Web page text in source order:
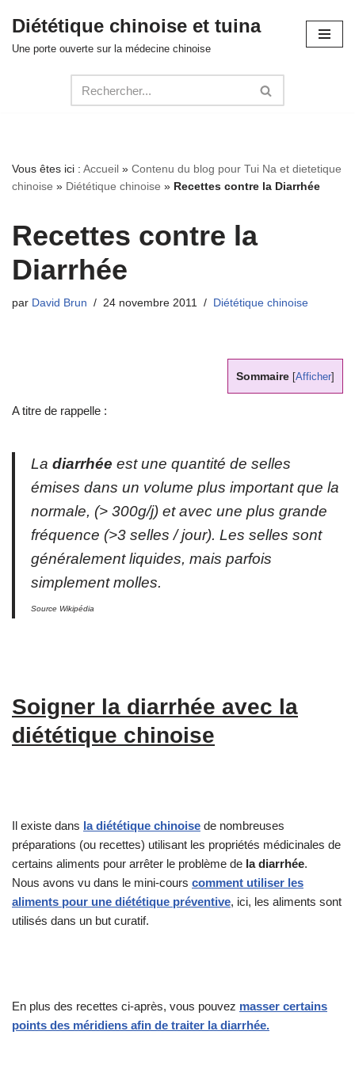
Aller
Diététique chinoise et tuina
Une porte ouverte sur la médecine chinoise
Vous êtes ici : Accueil » Contenu du blog pour Tui Na et dietetique
chinoise » Diététique chinoise » Recettes contre la Diarrhée
Recettes contre la
Diarrhée
par David Brun 24 novembre 2011 Diététique chinoise
Sommaire [Afficher]
A titre de rappelle :
La diarrhée est une quantité de selles
émises dans un volume plus important que la
normale, (> 300g/j) et avec une plus grande
fréquence (>3 selles / jour). Les selles sont
généralement liquides, mais parfois
simplement molles.
Source Wikipédia
Soigner la diarrhée avec la
diététique chinoise
Il existe dans la diététique chinoise de nombreuses
préparations (ou recettes) utilisant les propriétés médicinales de
certains aliments pour arrêter le problème de la diarrhée.
Nous avons vu dans le mini-cours comment utiliser les
aliments pour une diététique préventive, ici, les aliments sont
utilisés dans un but curatif.
En plus des recettes ci-après, vous pouvez masser certains
points des méridiens afin de traiter la diarrhée.